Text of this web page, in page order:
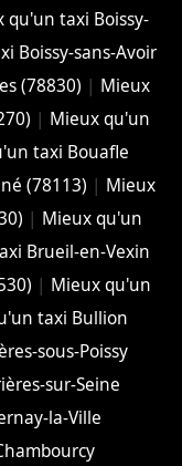
qu'un taxi Boissy-
Boissy-sans-Avoir
(78830) | Mieux
| Mieux qu'un
taxi Bouafle
(78113) | Mieux
| Mieux qu'un
Brueil-en-Vexin
| Mieux qu'un
taxi Bullion
sous-Poissy
sur-Seine
la-Ville